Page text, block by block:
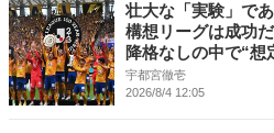
壮大な「実験」で
構想リーグは成功
降格なしの中で“想
宇都宮徹壱
2026/8/4 12:05